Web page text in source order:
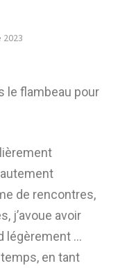
le flambeau pour
de rencontres,
j’avoue avoir
légèrement …
en tant